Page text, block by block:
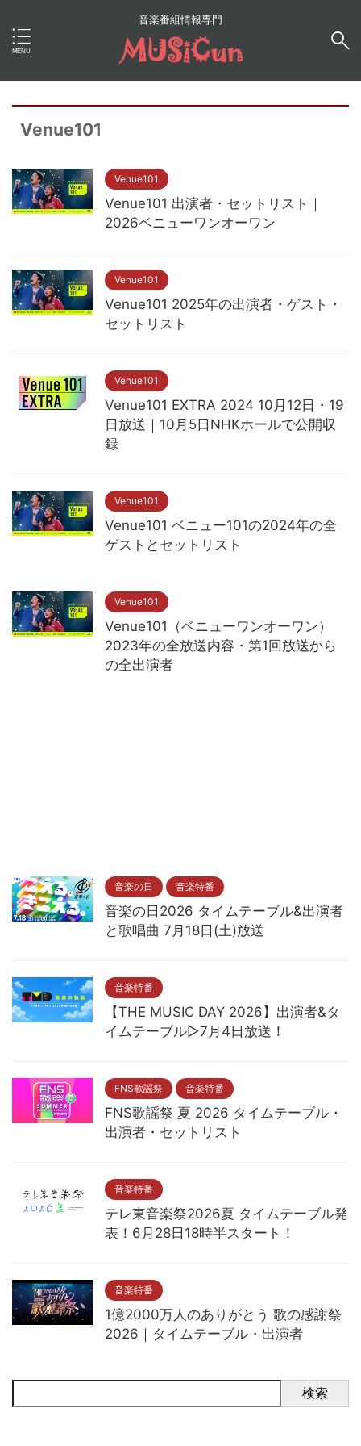
音楽番組情報専門
Venue101
Venue101
Venue101 出演者・セットリスト｜
2026ベニューワンオーワン
Venue101
Venue101 2025年の出演者・ゲスト・
セットリスト
Venue101
Venue101 EXTRA 2024 10月12日・19
日放送｜10月5日NHKホールで公開収
録
Venue101
Venue101 ベニュー101の2024年の全
ゲストとセットリスト
Venue101
Venue101（ベニューワンオーワン）
2023年の全放送内容・第1回放送から
の全出演者
音楽の日 音楽特番
音楽の日2026 タイムテーブル&出演者
と歌唱曲 7月18日(土)放送
音楽特番
【THE MUSIC DAY 2026】出演者&タ
イムテーブル▷7月4日放送！
FNS歌謡祭 音楽特番
FNS歌謡祭 夏 2026 タイムテーブル・
出演者・セットリスト
音楽特番
テレ東音楽祭2026夏 タイムテーブル発
表！6月28日18時半スタート！
音楽特番
1億2000万人のありがとう 歌の感謝祭
2026｜タイムテーブル・出演者
検索